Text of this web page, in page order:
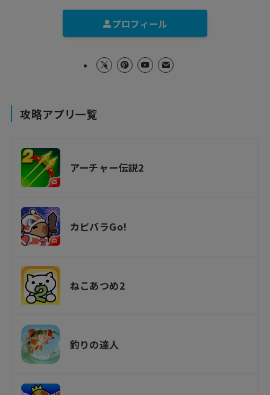
プロフィール
攻略アプリ一覧
アーチャー伝説2
カピバラGo!
ねこあつめ2
釣りの達人